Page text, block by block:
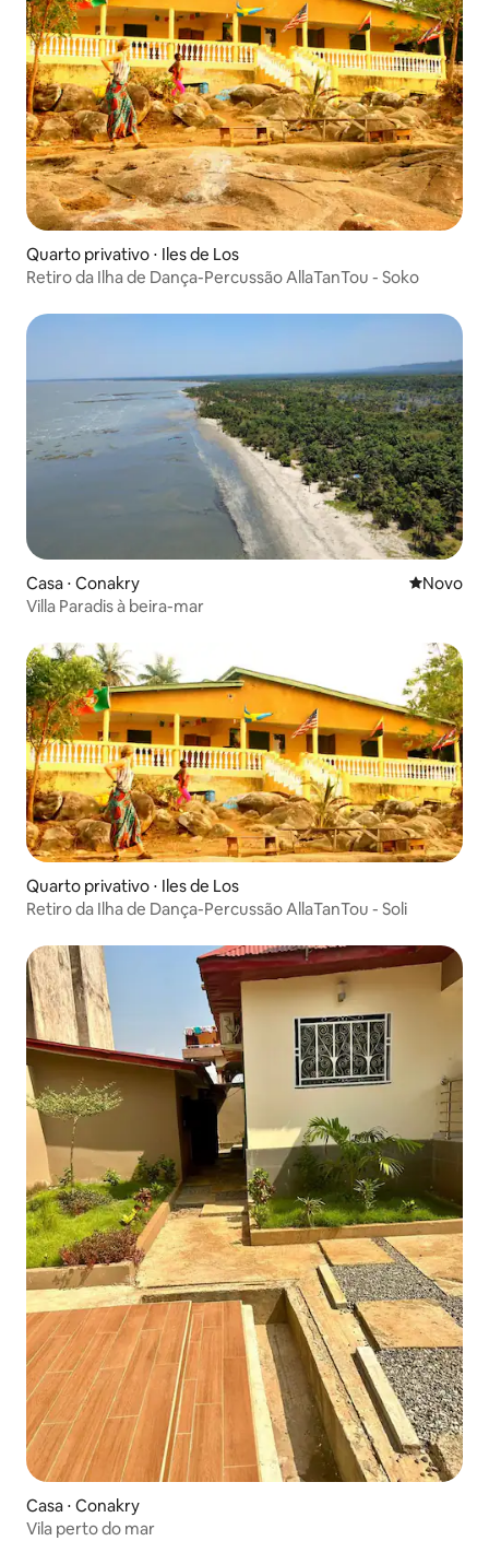
Quarto privativo ⋅ Iles de Los
Retiro da Ilha de Dança-Percussão AllaTanTou - Soko
Casa ⋅ Conakry Novo
Novo
Villa Paradis à beira-mar
Quarto privativo ⋅ Iles de Los
Retiro da Ilha de Dança-Percussão AllaTanTou - Soli
Casa ⋅ Conakry
Vila perto do mar